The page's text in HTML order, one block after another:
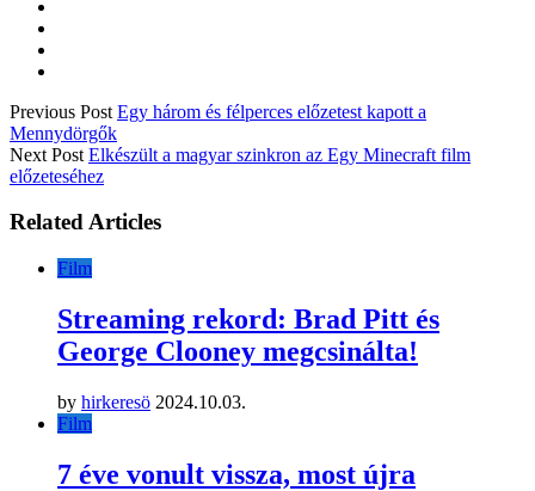
Previous Post Egy három és félperces előzetest kapott a
Mennydörgők
Next Post Elkészült a magyar szinkron az Egy Minecraft film
előzeteséhez
Related Articles
Film
Streaming rekord: Brad Pitt és
George Clooney megcsinálta!
by hirkeresö 2024.10.03.
Film
7 éve vonult vissza, most újra